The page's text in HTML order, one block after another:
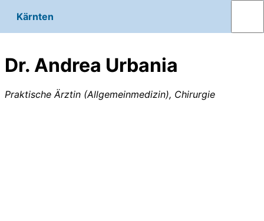
Kärnten
Dr. Andrea Urbania
Praktische Ärztin (Allgemeinmedizin), Chirurgie